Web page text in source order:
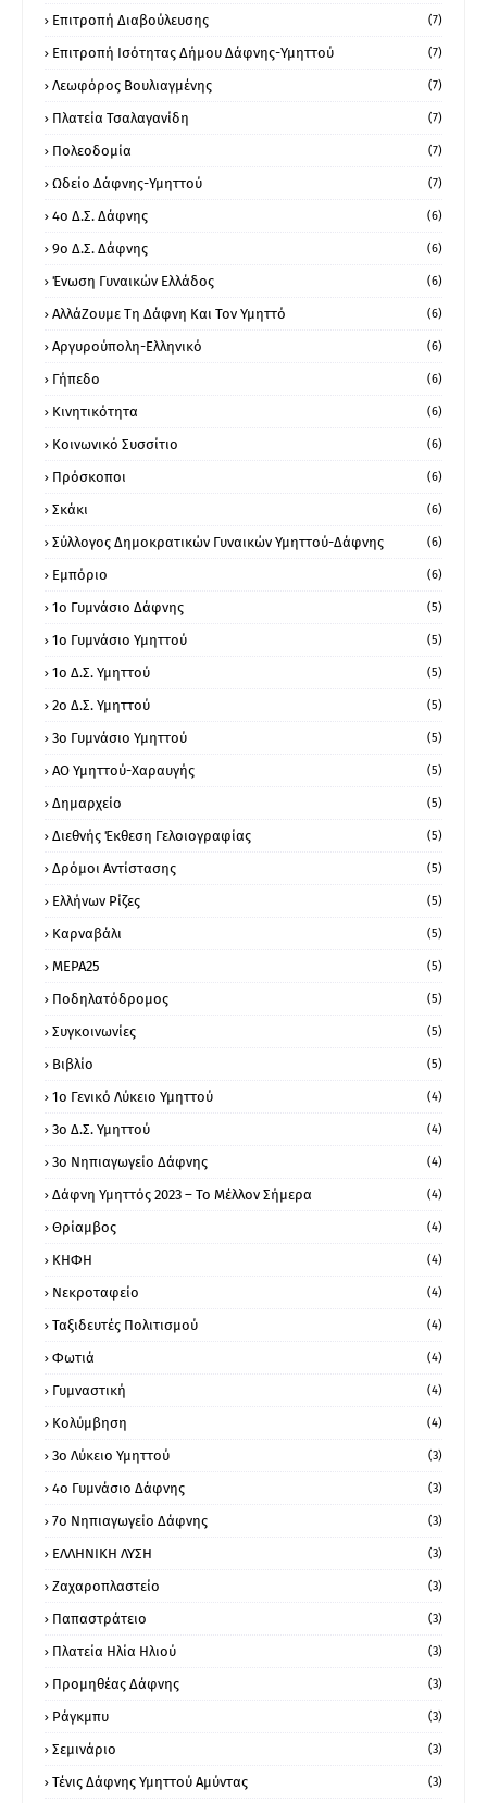
Επιτροπή Διαβούλευσης (7)
Επιτροπή Ισότητας Δήμου Δάφνης-Υμηττού (7)
Λεωφόρος Βουλιαγμένης (7)
Πλατεία Τσαλαγανίδη (7)
Πολεοδομία (7)
Ωδείο Δάφνης-Υμηττού (7)
4ο Δ.Σ. Δάφνης (6)
9ο Δ.Σ. Δάφνης (6)
Ένωση Γυναικών Ελλάδος (6)
ΑλλάΖουμε Τη Δάφνη Και Τον Υμηττό (6)
Αργυρούπολη-Ελληνικό (6)
Γήπεδο (6)
Κινητικότητα (6)
Κοινωνικό Συσσίτιο (6)
Πρόσκοποι (6)
Σκάκι (6)
Σύλλογος Δημοκρατικών Γυναικών Υμηττού-Δάφνης (6)
Εμπόριο (6)
1ο Γυμνάσιο Δάφνης (5)
1ο Γυμνάσιο Υμηττού (5)
1ο Δ.Σ. Υμηττού (5)
2ο Δ.Σ. Υμηττού (5)
3ο Γυμνάσιο Υμηττού (5)
ΑΟ Υμηττού-Χαραυγής (5)
Δημαρχείο (5)
Διεθνής Έκθεση Γελοιογραφίας (5)
Δρόμοι Αντίστασης (5)
Ελλήνων Ρίζες (5)
Καρναβάλι (5)
ΜΕΡΑ25 (5)
Ποδηλατόδρομος (5)
Συγκοινωνίες (5)
Βιβλίο (5)
1ο Γενικό Λύκειο Υμηττού (4)
3ο Δ.Σ. Υμηττού (4)
3ο Νηπιαγωγείο Δάφνης (4)
Δάφνη Υμηττός 2023 – Το Μέλλον Σήμερα (4)
Θρίαμβος (4)
ΚΗΦΗ (4)
Νεκροταφείο (4)
Ταξιδευτές Πολιτισμού (4)
Φωτιά (4)
Γυμναστική (4)
Κολύμβηση (4)
3ο Λύκειο Υμηττού (3)
4ο Γυμνάσιο Δάφνης (3)
7ο Νηπιαγωγείο Δάφνης (3)
ΕΛΛΗΝΙΚΗ ΛΥΣΗ (3)
Ζαχαροπλαστείο (3)
Παπαστράτειο (3)
Πλατεία Ηλία Ηλιού (3)
Προμηθέας Δάφνης (3)
Ράγκμπυ (3)
Σεμινάριο (3)
Τένις Δάφνης Υμηττού Αμύντας (3)